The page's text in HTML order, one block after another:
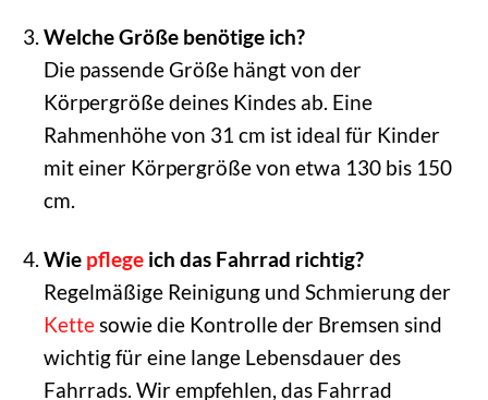
Welche Größe benötige ich?
Die passende Größe hängt von der
Körpergröße deines Kindes ab. Eine
Rahmenhöhe von 31 cm ist ideal für Kinder
mit einer Körpergröße von etwa 130 bis 150
cm.
Wie pflegeich das Fahrrad richtig?
Regelmäßige Reinigung und Schmierung der
Kettesowie die Kontrolle der Bremsen sind
wichtig für eine lange Lebensdauer des
Fahrrads. Wir empfehlen, das Fahrrad